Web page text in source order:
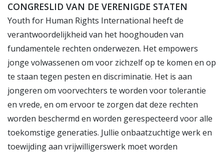
CONGRESLID VAN DE VERENIGDE STATEN
Youth for Human Rights International heeft de
verantwoordelijkheid van het hooghouden van
fundamentele rechten onderwezen. Het empowers
jonge volwassenen om voor zichzelf op te komen en op
te staan tegen pesten en discriminatie. Het is aan
jongeren om voorvechters te worden voor tolerantie
en vrede, en om ervoor te zorgen dat deze rechten
worden beschermd en worden gerespecteerd voor alle
toekomstige generaties. Jullie onbaatzuchtige werk en
toewijding aan vrijwilligerswerk moet worden